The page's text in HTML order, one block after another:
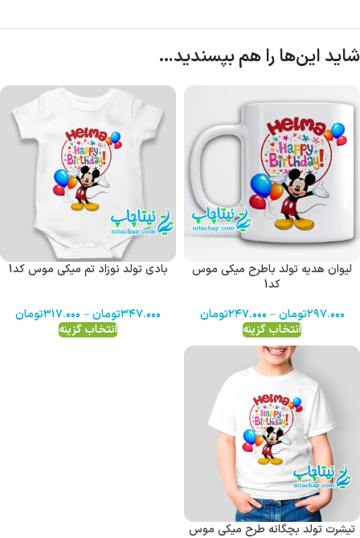
شاید این‌ها را هم بپسندید…
لیوان هدیه تولد باطرح میکی موس
کد1
۲۹۷.۰۰۰تومان – ۲۴۷.۰۰۰تومان
انتخاب گزینه
بادی تولد نوزاد تم میکی موس کد1
۳۴۷.۰۰۰تومان–۳۱۷.۰۰۰تومان
انتخاب گزینه
تیشرت تولد بچگانه طرح میکی موس